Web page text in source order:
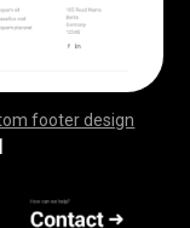
footer design
,,,,,,,,,,,,,,,,,,
,,,,,,,,,,,,,,,,,,